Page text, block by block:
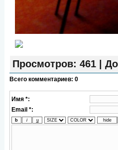
Просмотров: 461 |
Всего комментариев: 0
Имя *:
Email *: